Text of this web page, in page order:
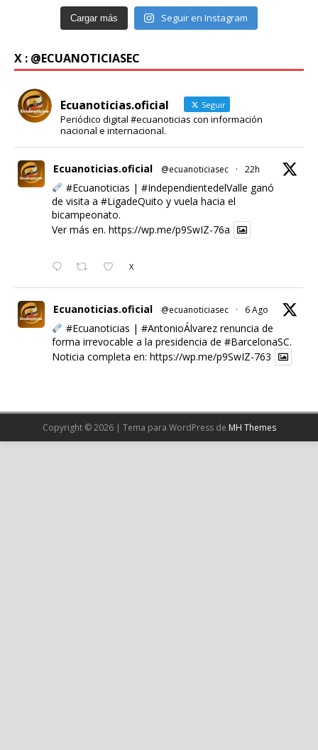
Cargar más Seguir en Instagram
X : @ECUANOTICIASEC
Ecuanoticias.oficial Seguir
Periódico digital #ecuanoticias con información
nacional e internacional.
Ecuanoticias.oficial @ecuanoticiasec · 22h
#Ecuanoticias | #IndependientedelValle ganó
de visita a #LigadeQuito y vuela hacia el
bicampeonato.
Ver más en. https://wp.me/p9SwIZ-76a
X
Ecuanoticias.oficial @ecuanoticiasec · 6 Ago
#Ecuanoticias | #AntonioÁlvarezrenuncia de
forma irrevocable a la presidencia de #BarcelonaSC.
Noticia completa en: https://wp.me/p9SwIZ-763
Cargar más
Copyright © 2026 | Tema para WordPress de MH Themes